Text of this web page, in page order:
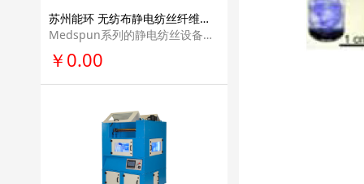
苏州能环 无纺布静电纺丝纤维设备装置材料价格 生产线产业化解决方案专业量产设备Medspun系列
Medspun系列的静电纺丝设备是针对医用材料的专业量产设备。其针对血管支架，生 物敷料和组织工程提供了不同的接收器，同时其兼容多针式，同轴针式，非针式纺丝发 射极适用于多种静电纺丝原料。
￥0.00